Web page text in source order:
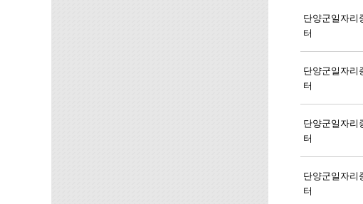
단양군일자리
터
단양군일자리
터
단양군일자리
터
단양군일자리
터